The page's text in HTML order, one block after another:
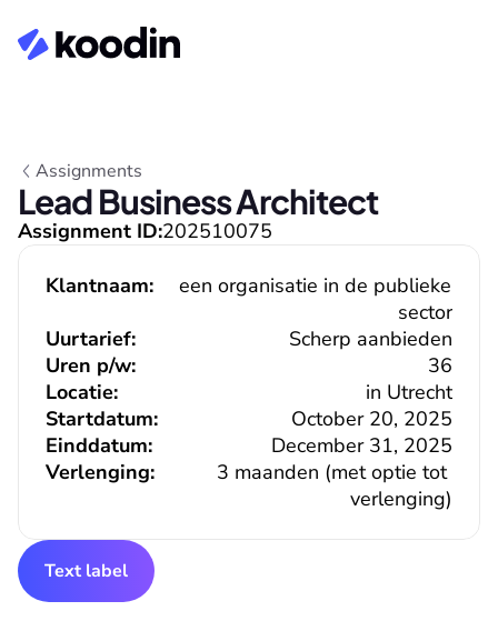
Assignments
Lead Business Architect
Assignment ID:202510075
Klantnaam:
een organisatie in de publieke
sector
Uurtarief:
Scherp aanbieden
36
Uren p/w:
Locatie:
in Utrecht
Verlenging:
3 maanden (met optie tot
verlenging)
Einddatum: December 31, 2025
Startdatum: October 20, 2025
Text label